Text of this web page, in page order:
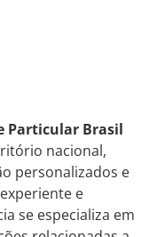
Particular Brasil
nacional,
personalizados e
e
se especializa em